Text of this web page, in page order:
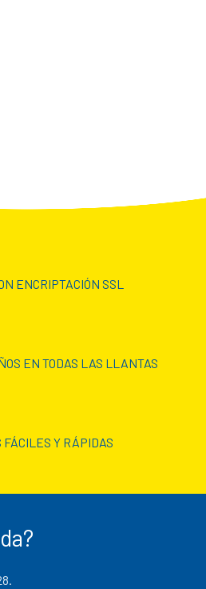
ENCRIPTACIÓN SSL
EN TODAS LAS LLANTAS
FÁCILES Y RÁPIDAS